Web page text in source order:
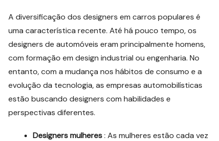
A diversificação dos designers em carros populares é
uma característica recente. Até há pouco tempo, os
designers de automóveis eram principalmente homens,
com formação em design industrial ou engenharia. No
entanto, com a mudança nos hábitos de consumo e a
evolução da tecnologia, as empresas automobilísticas
estão buscando designers com habilidades e
perspectivas diferentes.
Designers mulheres: As mulheres estão cada vez